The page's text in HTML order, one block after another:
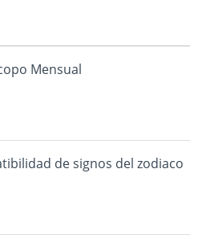
Mensual
de signos del zodiaco